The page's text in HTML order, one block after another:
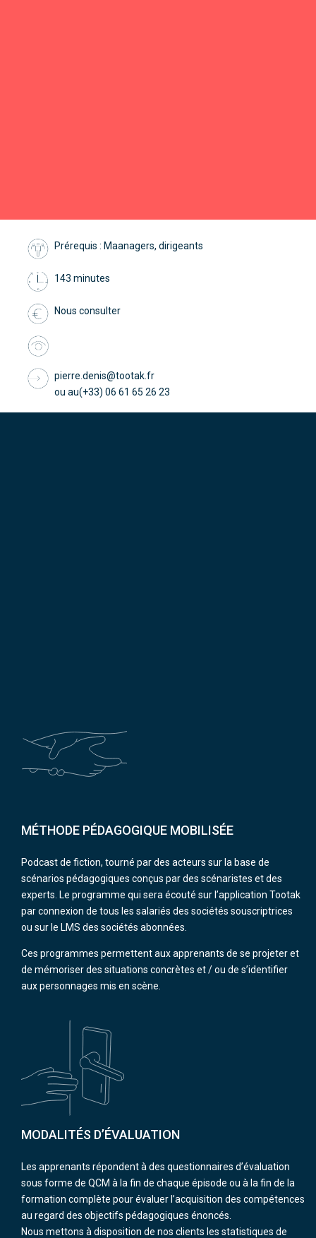
Prérequis : Maanagers, dirigeants
143 minutes
Nous consulter
pierre.denis@tootak.fr
ou au(+33) 06 61 65 26 23
MÉTHODE PÉDAGOGIQUE MOBILISÉE
Podcast de fiction, tourné par des acteurs sur la base de
scénarios pédagogiques conçus par des scénaristes et des
experts. Le programme qui sera écouté sur l’application Tootak
par connexion de tous les salariés des sociétés souscriptrices
ou sur le LMS des sociétés abonnées.
Ces programmes permettent aux apprenants de se projeter et
de mémoriser des situations concrètes et / ou de s’identifier
aux personnages mis en scène.
MODALITÉS D’ÉVALUATION
Les apprenants répondent à des questionnaires d’évaluation
sous forme de QCM à la fin de chaque épisode ou à la fin de la
formation complète pour évaluer l’acquisition des compétences
au regard des objectifs pédagogiques énoncés.
Nous mettons à disposition de nos clients les statistiques de